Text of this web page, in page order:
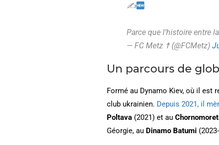
✍
Parce que l’histoire entre
— FC Metz ☨ (@FCMetz)
Un parcours de
Formé au Dynamo Kiev, où il est
club ukrainien. Depuis 2021, il
Poltava (2021) et au
Géorgie, au Dinamo Batumi